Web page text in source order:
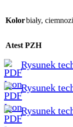
Kolorbiały,
Atest PZH
Rysunek
Rysunek
Rysunek